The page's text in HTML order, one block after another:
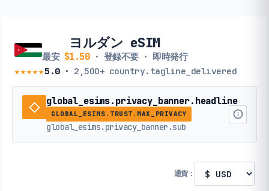
ヨルダン eSIM
最安 $1.50· 登録不要 · 即時発行
★★★★★5.0· 2,500+ country.tagline_delivered
global_esims.privacy_banner.headline
GLOBAL_ESIMS.TRUST.MAX_PRIVACY
global_esims.privacy_banner.sub
通貨：